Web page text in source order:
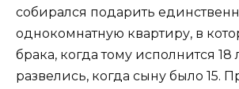
собирался подарить
однокомнатную квартиру, в
брака, когда тому исполнится 18
развелись, когда сыну было 15.